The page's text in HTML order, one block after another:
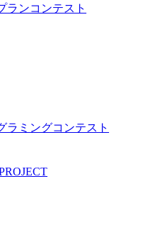
ランコンテスト
ラミングコンテスト